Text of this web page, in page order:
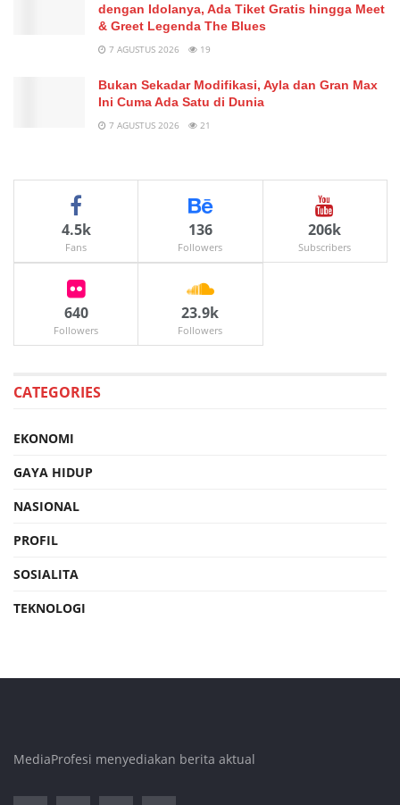
dengan Idolanya, Ada Tiket Gratis hingga Meet
& Greet Legenda The Blues
7 AGUSTUS 2026 19
Bukan Sekadar Modifikasi, Ayla dan Gran Max
Ini Cuma Ada Satu di Dunia
7 AGUSTUS 2026 21
4.5k
Fans
136
Followers
206k
Subscribers
640
Followers
23.9k
Followers
CATEGORIES
EKONOMI
GAYA HIDUP
NASIONAL
PROFIL
SOSIALITA
TEKNOLOGI
MediaProfesi menyediakan berita aktual